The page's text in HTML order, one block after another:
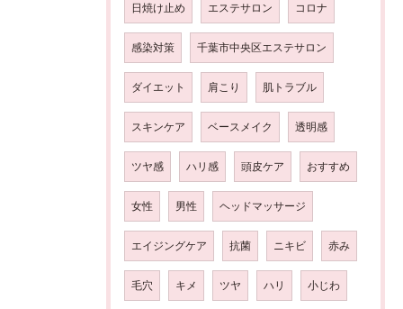
日焼け止め エステサロン コロナ
感染対策 千葉市中央区エステサロン
ダイエット 肩こり 肌トラブル
スキンケア ベースメイク 透明感
ツヤ感 ハリ感 頭皮ケア おすすめ
女性 男性 ヘッドマッサージ
エイジングケア 抗菌 ニキビ 赤み
毛穴 キメ ツヤ ハリ 小じわ